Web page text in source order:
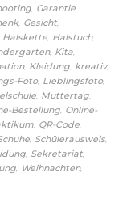
Garantie
, Gesicht
Halskette Halstuch,
, Kita
, Kleidung kreativ,
Foto, Lieblingsfoto,
Muttertag
Bestellung Online-
QR-Code
Schülerausweis
Sekretariat
Weihnachten,